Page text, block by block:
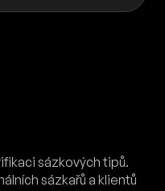
sázkových tipů.
sázkařů a klientů